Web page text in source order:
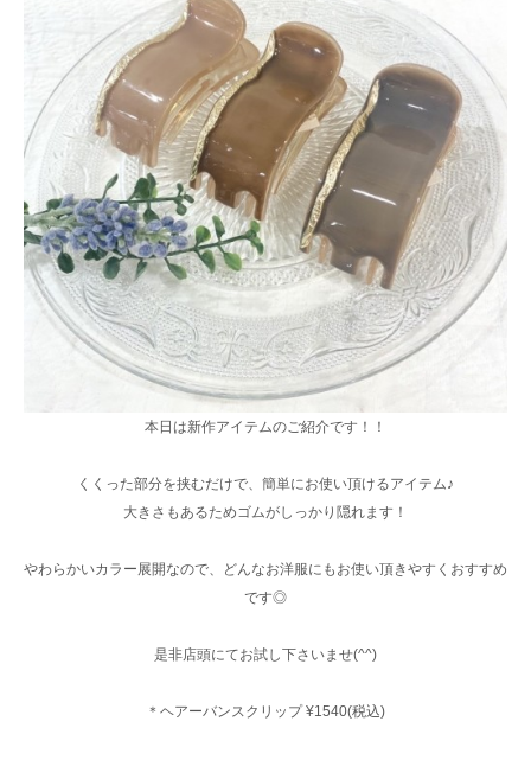
本日は新作アイテムのご紹介です！！
くくった部分を挟むだけで、簡単にお使い頂けるアイテム♪
大きさもあるためゴムがしっかり隠れます！
やわらかいカラー展開なので、どんなお洋服にもお使い頂きやすくおすすめ
です◎
是非店頭にてお試し下さいませ(^^)
＊ヘアーバンスクリップ ¥1540(税込)